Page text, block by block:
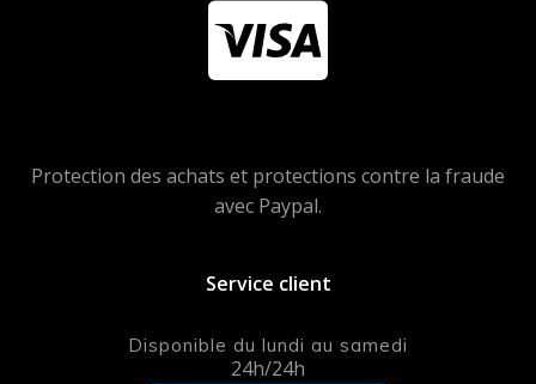
Protection des achats et protections contre la fraude
avec Paypal.
Service client
Disponible du lundi au samedi
24h/24h